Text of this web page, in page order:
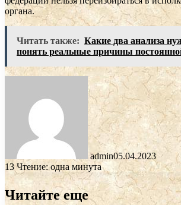
органа.
Читать также: Какие два анализа
понять реальные причины
admin05.04.2023
13Чтение: одна минута
Читайте еще